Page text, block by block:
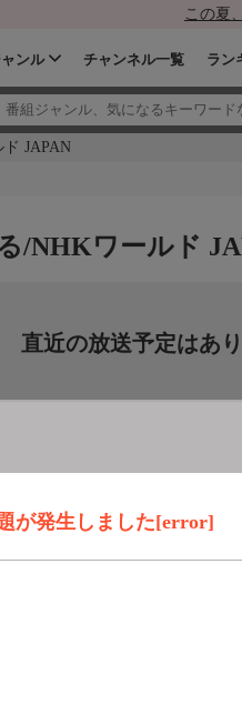
この夏
ンル チャンネル一覧 ラン
JAPAN
が発生しました[error]
/NHKワールド
直近の放送予定はあ